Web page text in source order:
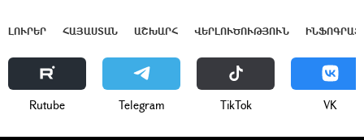
ԼՈՒՐԵՐ ՀԱՅԱՍՏԱՆ ԱՇԽԱՐՀ ՎԵՐԼՈՒԾՈՒԹՅՈՒՆ
Rutube Telegram ТikТоk VK